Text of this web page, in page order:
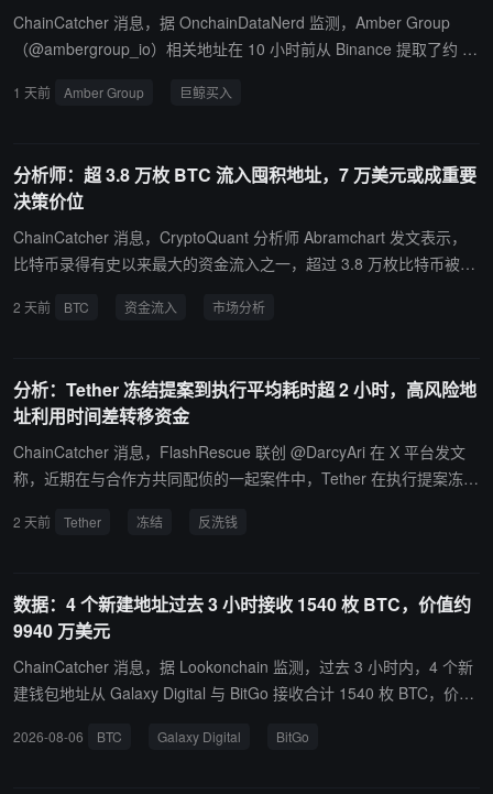
ChainCatcher 消息，据 OnchainDataNerd 监测，Amber Group
（@ambergroup_io）相关地址在 10 小时前从 Binance 提取了约 99
58 万美元）、28262 枚 AAVE（约 252 万美元）、1140 枚 ETH
1 天前 Amber Group 巨鲸买入
分析师：超 3.8 万枚 BTC 流入囤积地址，7 万美元或成重要
决策价位
ChainCatcher 消息，CryptoQuant 分析师 Abramchart 发文表示，
比特币录得有史以来最大的资金流入之一，超过 3.8 万枚比特币被转
息。然而，当结合这些数据和累积地址的实际价格时，情况就变得更
在积极积累，以期在下一轮上涨行情中获利。值得关注的情况：部分
买入可能是为了降低平均入场价格，以便在比特币重回 7 万美元区域
时，能以接近成本的价格退出。换句话说，今日的积累并不一定意味
着长期持有。它也可能代表着在达到盈亏平衡点之前进行的战略布
7 万美元的成交价可能成为一个重要的决策点。这些资金是继续增持
2 天前 BTC 资金流入 市场分析
分析：Tether 冻结提案到执行平均耗时超 2 小时，高风险地
址利用时间差转移资金
ChainCatcher 消息，FlashRescue 联创 @DarcyAri 在 X 平台发文
称，近期在与合作方共同配侦的一起案件中，Tether 在执行提案冻结
ashRescue 进一步复核，这并非孤立事件。截至 2026 年 8 月 3
风险地址中：60 个地址在冻结正式执行前清空资产并完成抢跑转
移，合计净转出 20,429,847 USDT，平均在冻结提案提交后 13 分 5
9 秒开始转账，并在 15 分 15 秒内完成主要资金转移；另有 113 个
地址在冻结执行前转移了部分资产，涉及约 3,552.43 万 USDT。Tet
秒，冻结提案公开与实际执行之间存在较长时间窗口。其中 7 月 3 日
2 天前 Tether 冻结 反洗钱
数据：4 个新建地址过去 3 小时接收 1540 枚 BTC，价值约
9940 万美元
ChainCatcher 消息，据 Lookonchain 监测，过去 3 小时内，4 个新
建钱包地址从 Galaxy Digital 与 BitGo 接收合计 1540 枚 BTC，价值
在增持比特币。
2026-08-06 BTC Galaxy Digital BitGo